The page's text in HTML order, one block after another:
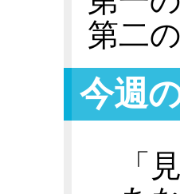
第二
今週
「